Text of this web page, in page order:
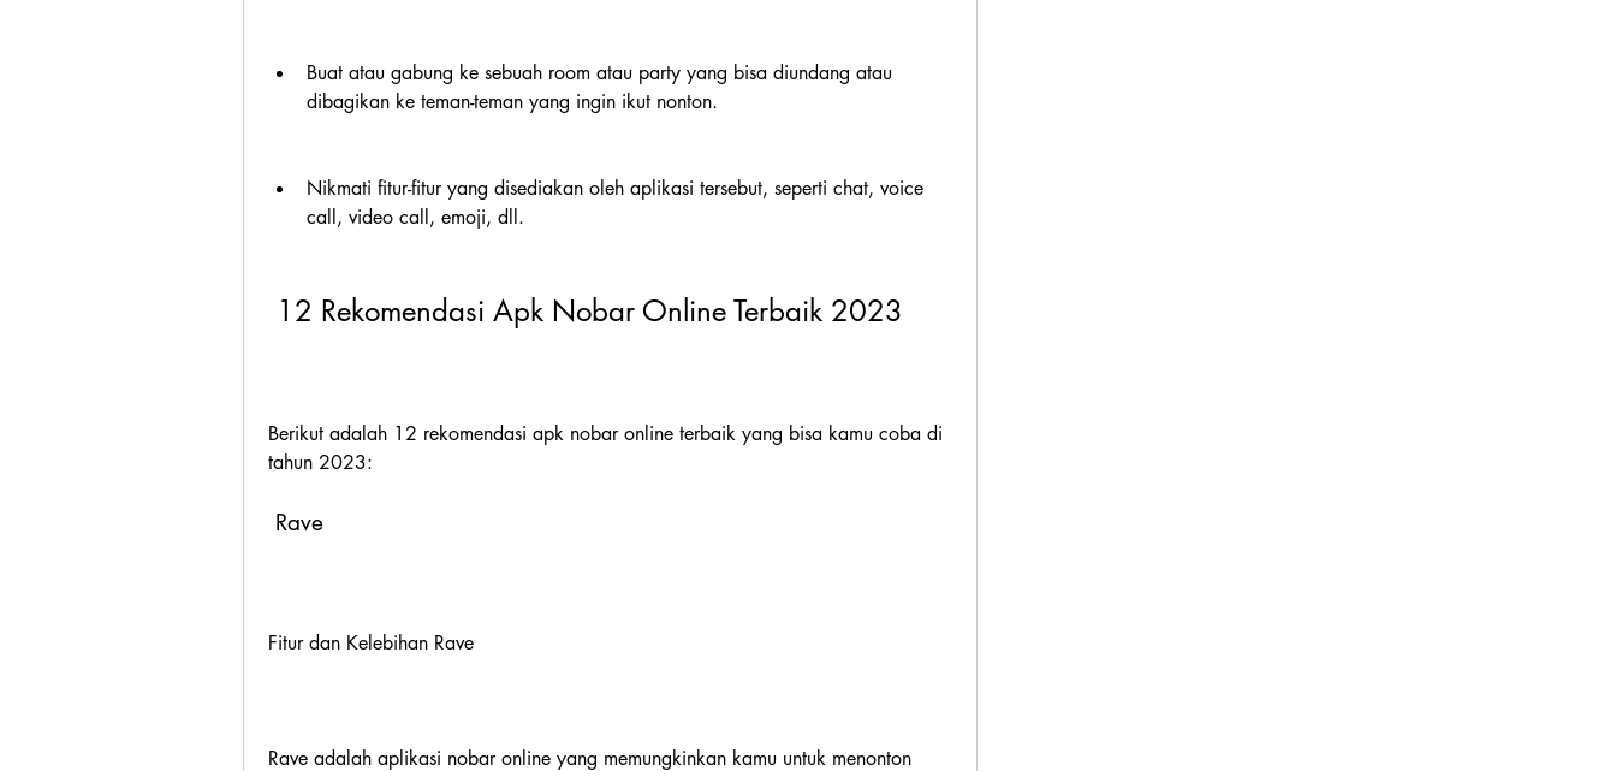
Buat atau gabung ke sebuah room atau party yang bisa diundang atau
dibagikan ke teman-teman yang ingin ikut nonton.
Nikmati fitur-fitur yang disediakan oleh aplikasi tersebut, seperti chat, voice
call, video call, emoji, dll.
12 Rekomendasi Apk Nobar Online Terbaik 2023
Berikut adalah 12 rekomendasi apk nobar online terbaik yang bisa kamu coba di
tahun 2023:
Rave
Fitur dan Kelebihan Rave
Rave adalah aplikasi nobar online yang memungkinkan kamu untuk menonton